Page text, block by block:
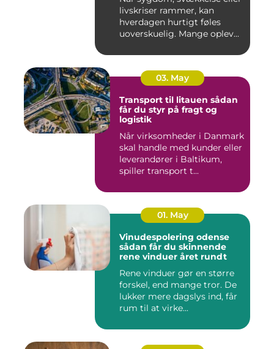
livskriser rammer, kan
hverdagen hurtigt føles
uoverskuelig. Mange oplev...
03. May
Transport til litauen sådan
får du styr på fragt og
logistik
Når virksomheder i Danmark
skal handle med kunder eller
leverandører i Baltikum,
spiller transport t...
01. May
Vinudespolering odense
sådan får du skinnende
rene vinduer året rundt
Rene vinduer gør en større
forskel, end mange tror. De
lukker mere dagslys ind, får
rum til at virke...